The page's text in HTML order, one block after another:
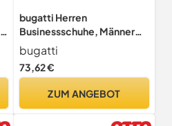
bugatti Herren
Businessschuhe, Männer
Business
Schnürer,Office,büro,Freiz
eit,Schnuerschuhe,Schnue
(1000),42 EU / 7.5 UK
bugatti
73,62 €
ZUM ANGEBOT